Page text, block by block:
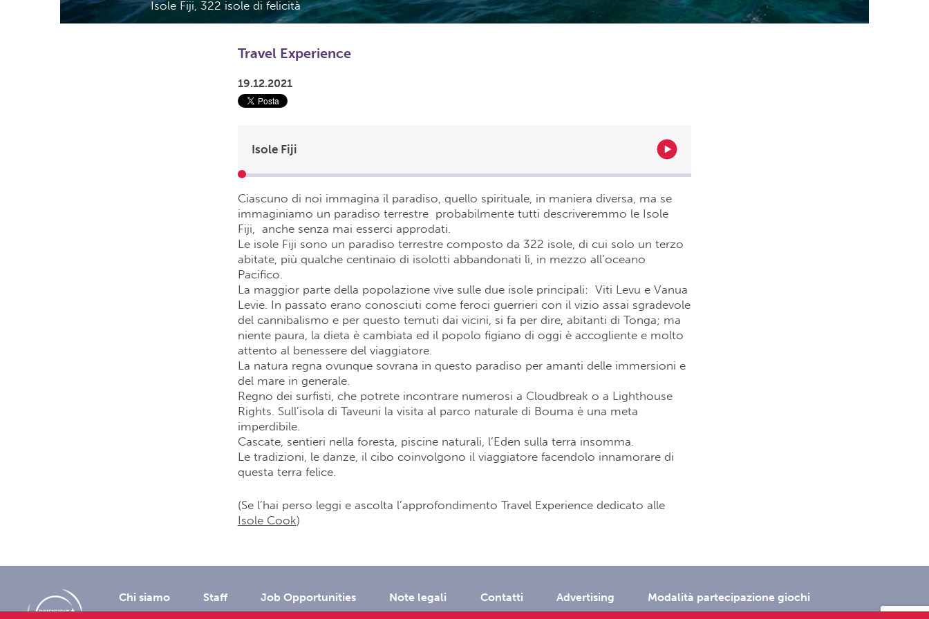
Isole Fiji, 322 isole di felicità
Travel Experience
19.12.2021
Isole Fiji
Ciascuno di noi immagina il paradiso, quello spirituale, in maniera diversa, ma se
immaginiamo un paradiso terrestre probabilmente tutti descriveremmo le Isole
Fiji, anche senza mai esserci approdati.
Le isole Fiji sono un paradiso terrestre composto da 322 isole, di cui solo un terzo
abitate, più qualche centinaio di isolotti abbandonati lì, in mezzo all’oceano
Pacifico.
La maggior parte della popolazione vive sulle due isole principali: Viti Levu e Vanua
Levie. In passato erano conosciuti come feroci guerrieri con il vizio assai sgradevole
del cannibalismo e per questo temuti dai vicini, si fa per dire, abitanti di Tonga; ma
niente paura, la dieta è cambiata ed il popolo figiano di oggi è accogliente e molto
attento al benessere del viaggiatore.
La natura regna ovunque sovrana in questo paradiso per amanti delle immersioni e
del mare in generale.
Regno dei surfisti, che potrete incontrare numerosi a Cloudbreak o a Lighthouse
Rights. Sull’isola di Taveuni la visita al parco naturale di Bouma è una meta
imperdibile.
Cascate, sentieri nella foresta, piscine naturali, l’Eden sulla terra insomma.
Le tradizioni, le danze, il cibo coinvolgono il viaggiatore facendolo innamorare di
questa terra felice.
(Se l’hai perso leggi e ascolta l’approfondimento Travel Experience dedicato alle
Isole Cook)
Chi siamo Staff Job Opportunities Note legali Contatti Advertising Modalità partecipazione giochi